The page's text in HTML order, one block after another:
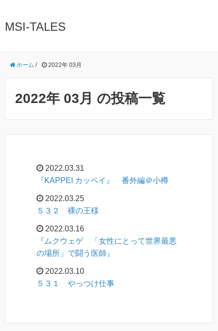
MSI-TALES
ホーム / 2022年 03月
2022年 03月 の投稿一覧
2022.03.31
『KAPPEI カッペイ』 番外編＠小樽
2022.03.25
５３２ 裸の王様
2022.03.16
『ムクウェゲ 「女性にとって世界最悪
の場所」で闘う医師』
2022.03.10
５３１ やっつけ仕事